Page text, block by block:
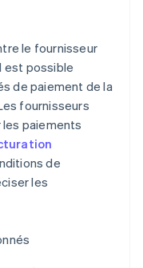
le fournisseur
est possible
de paiement de la
fournisseurs
paiements
de
les